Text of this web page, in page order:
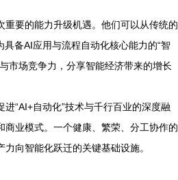
重要的能力升级机遇。他们可以从传统的
备AI应用与流程自动化核心能力的“智
市场竞争力，分享智能经济带来的增长
进“AI+自动化”技术与千行百业的深度融
商业模式。一个健康、繁荣、分工协作的
向智能化跃迁的关键基础设施。